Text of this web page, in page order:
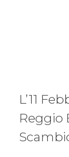
L’11
Reggio